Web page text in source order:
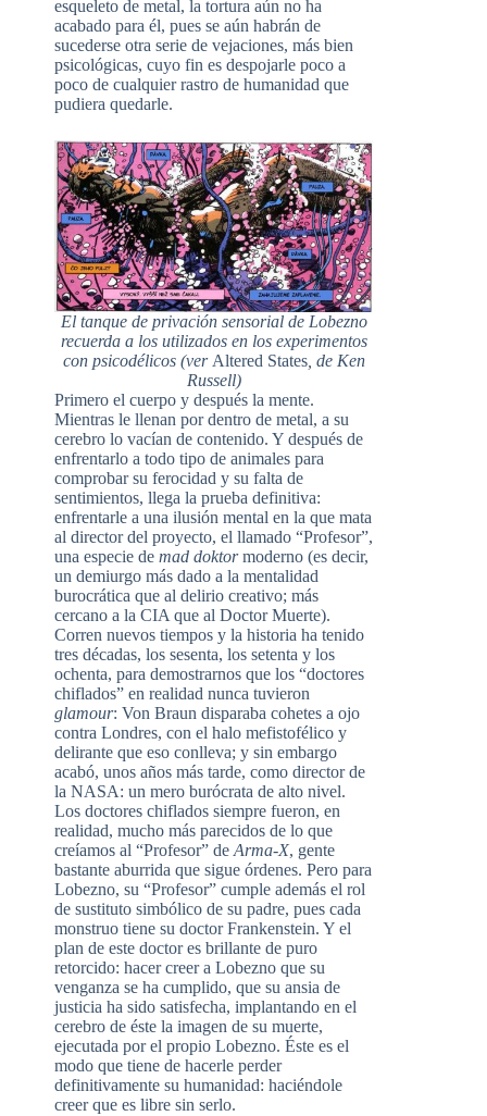
esqueleto de metal, la tortura aún no ha
acabado para él, pues se aún habrán de
sucederse otra serie de vejaciones, más bien
psicológicas, cuyo fin es despojarle poco a
poco de cualquier rastro de humanidad que
pudiera quedarle.
El tanque de privación sensorial de Lobezno
recuerda a los utilizados en los experimentos
con psicodélicos (ver Altered States , de Ken
Russell)
Primero el cuerpo y después la mente.
Mientras le llenan por dentro de metal, a su
cerebro lo vacían de contenido. Y después de
enfrentarlo a todo tipo de animales para
comprobar su ferocidad y su falta de
sentimientos, llega la prueba definitiva:
enfrentarle a una ilusión mental en la que mata
al director del proyecto, el llamado “Profesor”,
una especie de mad doktormoderno (es decir,
un demiurgo más dado a la mentalidad
burocrática que al delirio creativo; más
cercano a la CIA que al Doctor Muerte).
Corren nuevos tiempos y la historia ha tenido
tres décadas, los sesenta, los setenta y los
ochenta, para demostrarnos que los “doctores
chiflados” en realidad nunca tuvieron
glamour: Von Braun disparaba cohetes a ojo
contra Londres, con el halo mefistofélico y
delirante que eso conlleva; y sin embargo
acabó, unos años más tarde, como director de
la NASA: un mero burócrata de alto nivel.
Los doctores chiflados siempre fueron, en
realidad, mucho más parecidos de lo que
creíamos al “Profesor” de Arma-X, gente
bastante aburrida que sigue órdenes. Pero para
Lobezno, su “Profesor” cumple además el rol
de sustituto simbólico de su padre, pues cada
monstruo tiene su doctor Frankenstein. Y el
plan de este doctor es brillante de puro
retorcido: hacer creer a Lobezno que su
venganza se ha cumplido, que su ansia de
justicia ha sido satisfecha, implantando en el
cerebro de éste la imagen de su muerte,
ejecutada por el propio Lobezno. Éste es el
modo que tiene de hacerle perder
definitivamente su humanidad: haciéndole
creer que es libre sin serlo.